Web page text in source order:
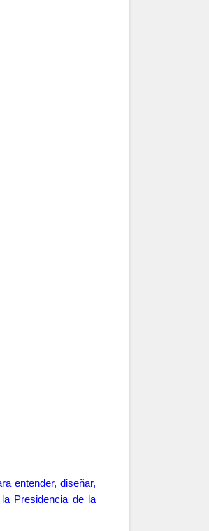
entender, diseñar,
Presidencia de la